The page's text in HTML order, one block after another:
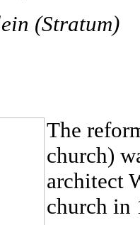
(Stratum)
The
church)
architect
church in